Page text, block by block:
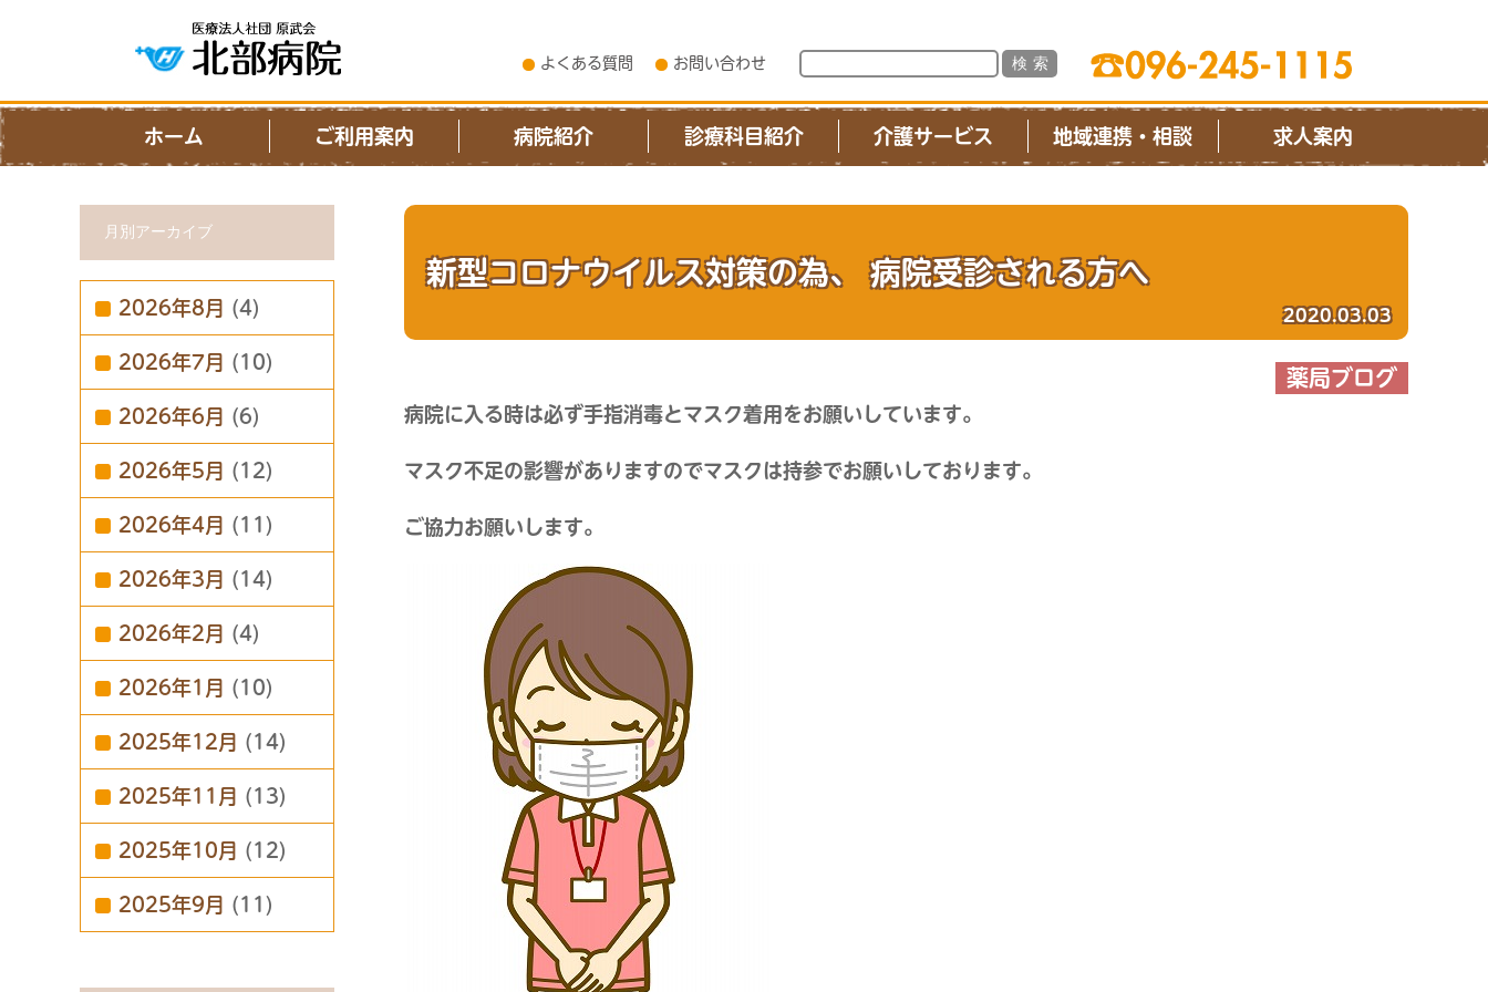
よくある質問 お問い合わせ
ホーム ご利用案内 病院紹介 診療科目紹介 介護サービス 地域連携・相談 求人案内
新型コロナウイルス対策の為、 病院受診される方へ
2020.03.03
薬局ブログ
病院に入る時は必ず手指消毒とマスク着用をお願いしています。
マスク不足の影響がありますのでマスクは持参でお願いしております。
ご協力お願いします。
月別アーカイブ
2026年8月 (4)
2026年7月 (10)
2026年6月 (6)
2026年5月 (12)
2026年4月 (11)
2026年3月 (14)
2026年2月 (4)
2026年1月 (10)
2025年12月 (14)
2025年11月 (13)
2025年10月 (12)
2025年9月 (11)